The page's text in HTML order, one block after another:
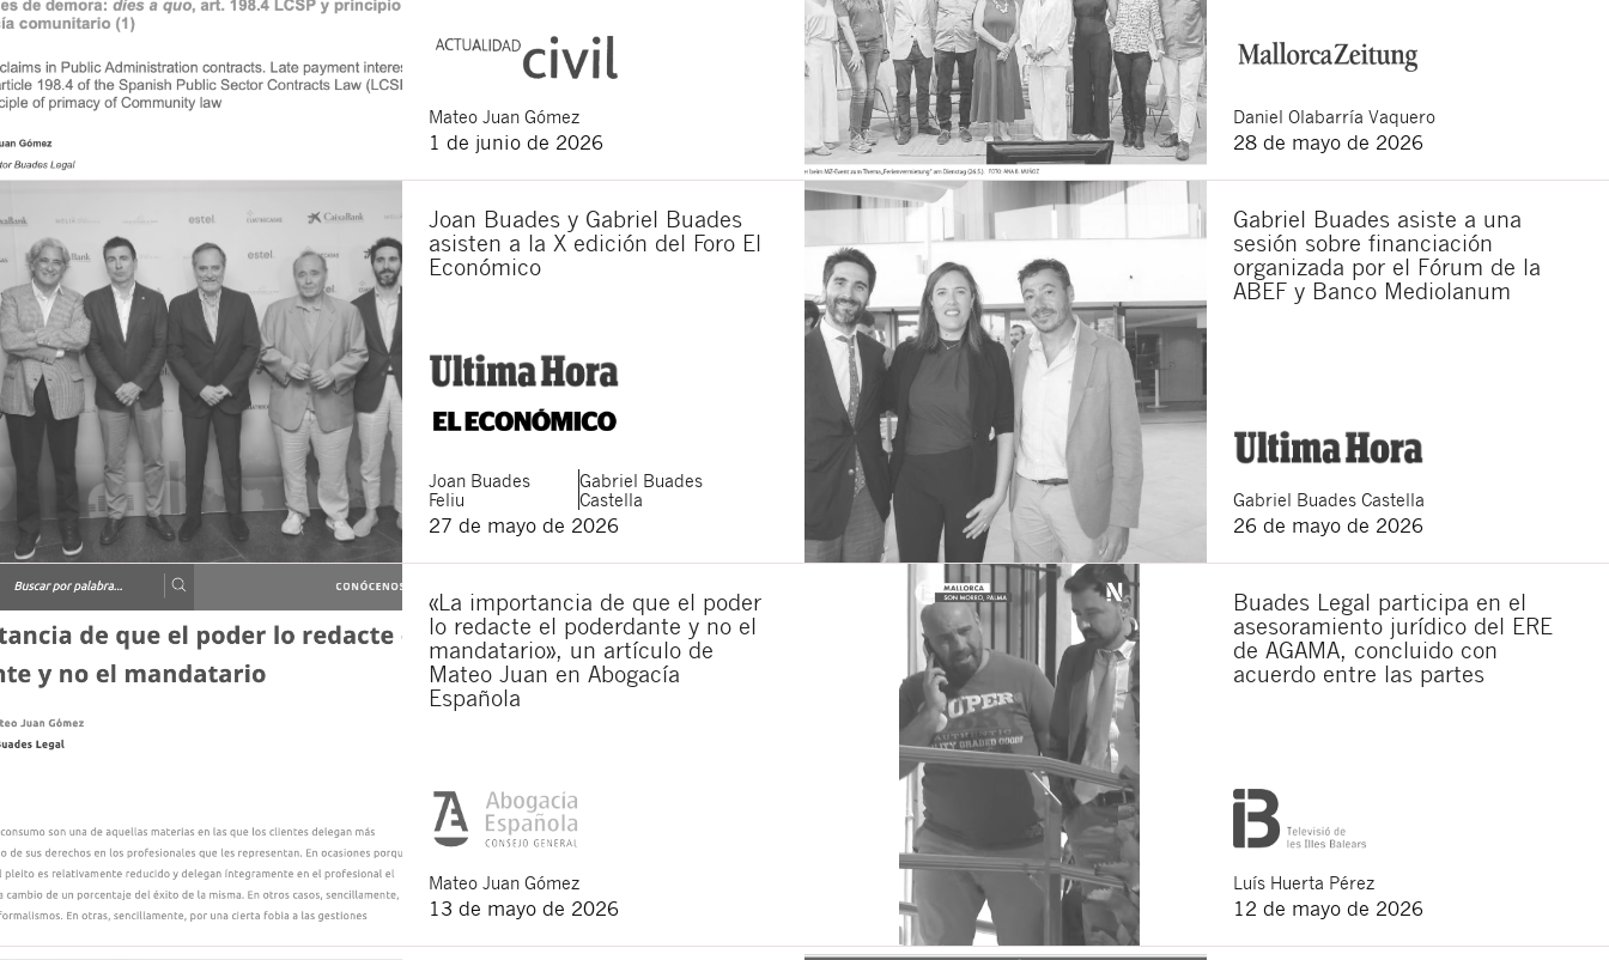
Mateo Juan Gómez
1 de junio de 2026
Daniel Olabarría Vaquero
28 de mayo de 2026
Joan Buades y Gabriel Buades
asisten a la X edición del Foro El
Económico
Joan Buades
Feliu
Gabriel Buades
Castella
27 de mayo de 2026
Gabriel Buades asiste a una
sesión sobre financiación
organizada por el Fórum de la
ABEF y Banco Mediolanum
Gabriel Buades Castella
26 de mayo de 2026
«La importancia de que el poder
lo redacte el poderdante y no el
mandatario», un artículo de
Mateo Juan en Abogacía
Española
Mateo Juan Gómez
13 de mayo de 2026
Buades Legal participa en el
asesoramiento jurídico del ERE
de AGAMA, concluido con
acuerdo entre las partes
Luís Huerta Pérez
12 de mayo de 2026